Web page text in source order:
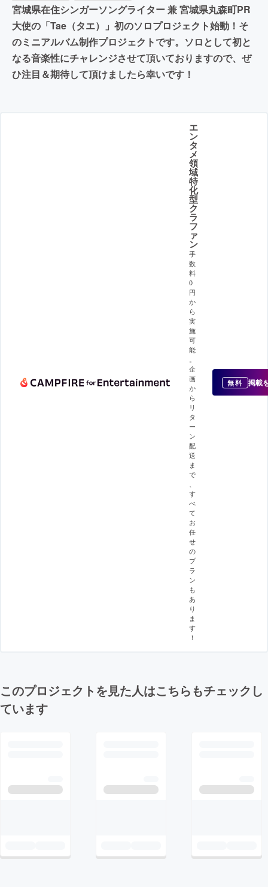
宮城県在住シンガーソングライター 兼 宮城県丸森町PR
大使の「Tae（タエ）」初のソロプロジェクト始動！そ
のミニアルバム制作プロジェクトです。ソロとして初と
なる音楽性にチャレンジさせて頂いておりますので、ぜ
ひ注目＆期待して頂けましたら幸いです！
エ
ン
タ
メ
領
域
特
化
型
ク
ラ
フ
ァ
ン
手
数
料
0
円
か
ら
実
施
可
能
企
画
か
ら
リ
タ
ー
ン
配
送
ま
で
す
べ
て
お
任
せ
の
プ
ラ
ン
も
あ
り
ま
す
！
無料 掲載
このプロジェクトを見た人はこちらもチェックし
ています